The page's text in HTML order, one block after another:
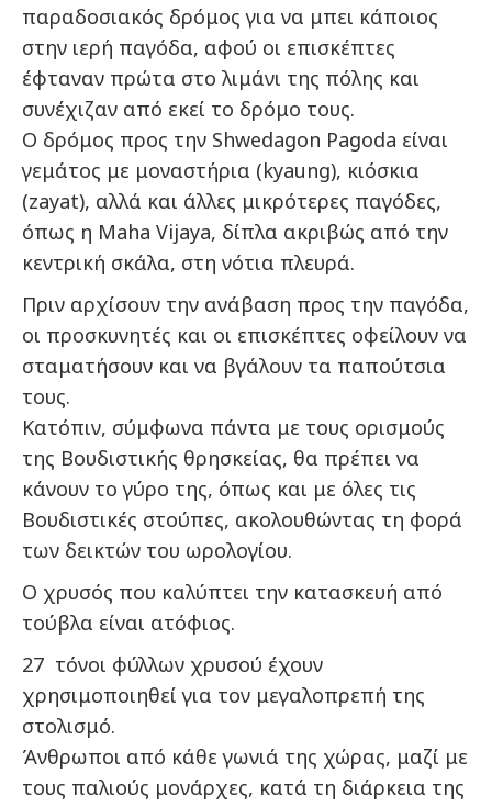
παραδοσιακός δρόμος για να μπει κάποιος
στην ιερή παγόδα, αφού οι επισκέπτες
έφταναν πρώτα στο λιμάνι της πόλης και
συνέχιζαν από εκεί το δρόμο τους.
Ο δρόμος προς την Shwedagon Pagoda είναι
γεμάτος με μοναστήρια (kyaung), κιόσκια
(zayat), αλλά και άλλες μικρότερες παγόδες,
όπως η Maha Vijaya, δίπλα ακριβώς από την
κεντρική σκάλα, στη νότια πλευρά.
Πριν αρχίσουν την ανάβαση προς την παγόδα,
οι προσκυνητές και οι επισκέπτες οφείλουν να
σταματήσουν και να βγάλουν τα παπούτσια
τους.
Κατόπιν, σύμφωνα πάντα με τους ορισμούς
της Βουδιστικής θρησκείας, θα πρέπει να
κάνουν το γύρο της, όπως και με όλες τις
Βουδιστικές στούπες, ακολουθώντας τη φορά
των δεικτών του ωρολογίου.
Ο χρυσός που καλύπτει την κατασκευή από
τούβλα είναι ατόφιος.
27 τόνοι φύλλων χρυσού έχουν
χρησιμοποιηθεί για τον μεγαλοπρεπή της
στολισμό.
Άνθρωποι από κάθε γωνιά της χώρας, μαζί με
τους παλιούς μονάρχες, κατά τη διάρκεια της